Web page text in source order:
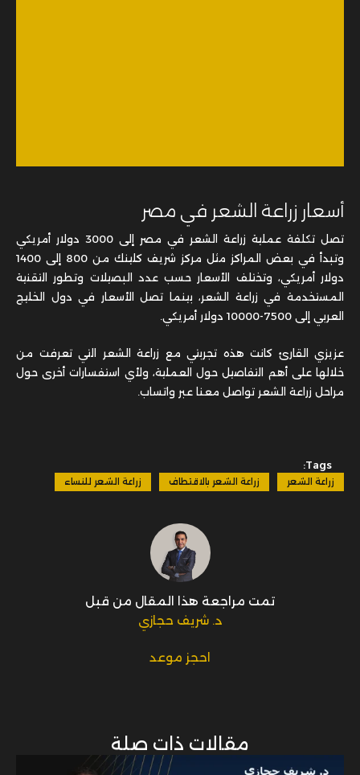
أسعار زراعة الشعر في مصر
تصل تكلفة عملية زراعة الشعر في مصر إلى 3000 دولار أمريكي
وتبدأ في بعض المراكز مثل مركز شريف كلينك من 800 إلى 1400
دولار أمريكي، وتختلف الأسعار حسب عدد البصيلات وتطور التقنية
المستخدمة في زراعة الشعر، بينما تصل الأسعار في دول الخليج
العربي إلى 7500-10000 دولار أمريكي.
عزيزي القارئ كانت هذه تجربتي مع زراعة الشعر التي تعرفت من
خلالها على أهم التفاصيل حول العملية، ولأي استفسارات أخرى حول
مراحل زراعة الشعر تواصل معنا عبر واتساب.
Tags:
زراعة الشعر زراعة الشعر بالاقتطاف زراعة الشعر للنساء
تمت مراجعة هذا المقال من قبل
د. شريف حجازي
احجز موعد
مقالات ذات صلة